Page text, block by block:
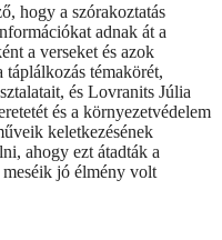
hogy a szórakoztatás
adnak át a
a verseket és azok
táplálkozás témakörét,
és Lovranits Júlia
és a környezetvédelem
keletkezésének
ahogy ezt átadták a
jó élmény volt